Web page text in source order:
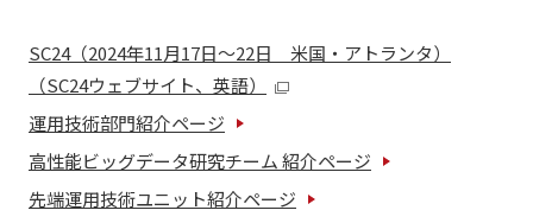
SC24（2024年11月17日～22日 米国・アトランタ）
（SC24ウェブサイト、英語）
運用技術部門紹介ページ
高性能ビッグデータ研究チーム 紹介ページ
先端運用技術ユニット紹介ページ